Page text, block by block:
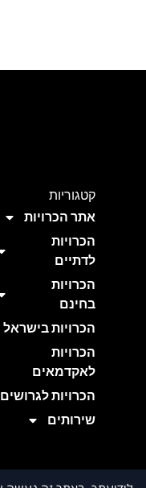
קטגוריות
אתר הכרויות
הכרויות
לדתיים
הכרויות
בחינם
הכרויות בישראל
הכרויות
לאקדמאים
הכרויות לגרושים
שירותים